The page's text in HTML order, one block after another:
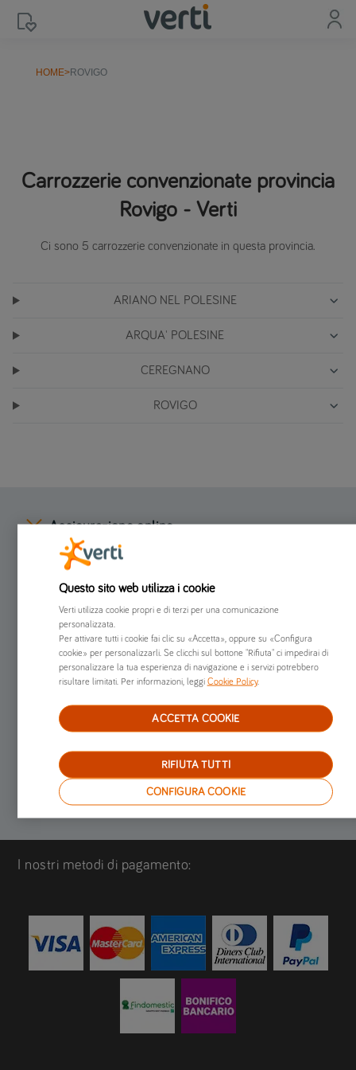
HOME>ROVIGO
Carrozzerie convenzionate provincia
Rovigo - Verti
Ci sono 5 carrozzerie convenzionate in questa provincia.
ARIANO NEL POLESINE
ARQUA' POLESINE
CEREGNANO
ROVIGO
Assicurazione online
Preventivi online
Chi siamo
Già clienti
Altro
I nostri metodi di pagamento:
Questo sito web utilizza i cookie
Verti utilizza cookie propri e di terzi per una comunicazione
personalizzata.
Per attivare tutti i cookie fai clic su «Accetta», oppure su «Configura
cookie» per personalizzarli. Se clicchi sul bottone "Rifiuta" ci impedirai di
personalizzare la tua esperienza di navigazione e i servizi potrebbero
risultare limitati. Per informazioni, leggi Cookie Policy.
CONFIGURA COOKIE
RIFIUTA TUTTI
ACCETTA COOKIE